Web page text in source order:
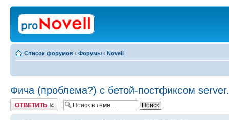
Список форумов ‹ Форумы ‹ Novell
Фича (проблема?) с бетой-постфиксом
Ответить